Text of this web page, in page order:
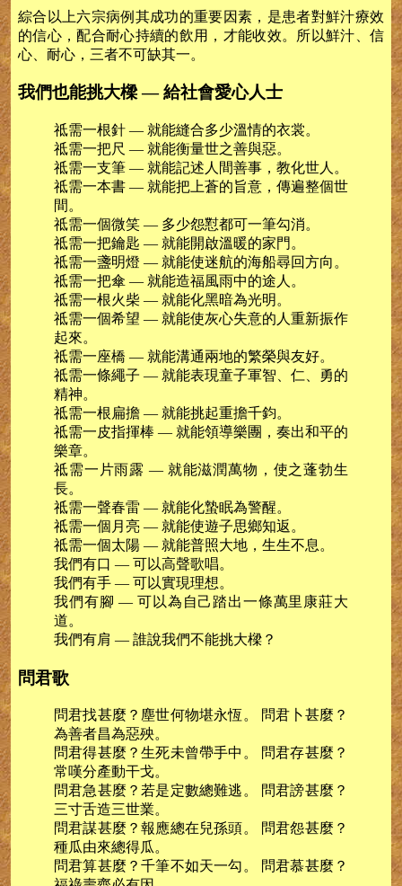
綜合以上六宗病例其成功的重要因素，是患者對鮮汁療效
的信心，配合耐心持續的飲用，才能收效。所以鮮汁、信
心、耐心，三者不可缺其一。
我們也能挑大樑 — 給社會愛心人士
祗需一根針 — 就能縫合多少溫情的衣裳。
祗需一把尺 — 就能衡量世之善與惡。
祗需一支筆 — 就能記述人間善事，教化世人。
祗需一本書 — 就能把上蒼的旨意，傳遍整個世
間。
祗需一個微笑 — 多少怨懟都可一筆勾消。
祗需一把鑰匙 — 就能開啟溫暖的家門。
祗需一盞明燈 — 就能使迷航的海船尋回方向。
祗需一把傘 — 就能造福風雨中的途人。
祗需一根火柴 — 就能化黑暗為光明。
祗需一個希望 — 就能使灰心失意的人重新振作
起來。
祗需一座橋 — 就能溝通兩地的繁榮與友好。
祗需一條繩子 — 就能表現童子軍智、仁、勇的
精神。
祗需一根扁擔 — 就能挑起重擔千鈞。
祗需一皮指揮棒 — 就能領導樂團，奏出和平的
樂章。
祗需一片雨露 — 就能滋潤萬物，使之蓬勃生
長。
祗需一聲春雷 — 就能化蟄眠為警醒。
祗需一個月亮 — 就能使遊子思鄉知返。
祗需一個太陽 — 就能普照大地，生生不息。
我們有口 — 可以高聲歌唱。
我們有手 — 可以實現理想。
我們有腳 — 可以為自己踏出一條萬里康莊大
道。
我們有肩 — 誰說我們不能挑大樑？
問君歌
問君找甚麼？塵世何物堪永恆。 問君卜甚麼？
為善者昌為惡殃。
問君得甚麼？生死未曾帶手中。 問君存甚麼？
常嘆分產動干戈。
問君急甚麼？若是定數總難逃。 問君謗甚麼？
三寸舌造三世業。
問君謀甚麼？報應總在兒孫頭。 問君怨甚麼？
種瓜由來總得瓜。
問君算甚麼？千筆不如天一勾。 問君慕甚麼？